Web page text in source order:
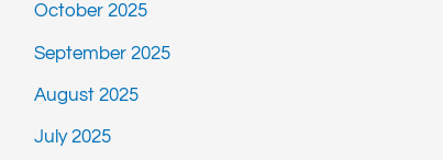
October 2025
September 2025
August 2025
July 2025